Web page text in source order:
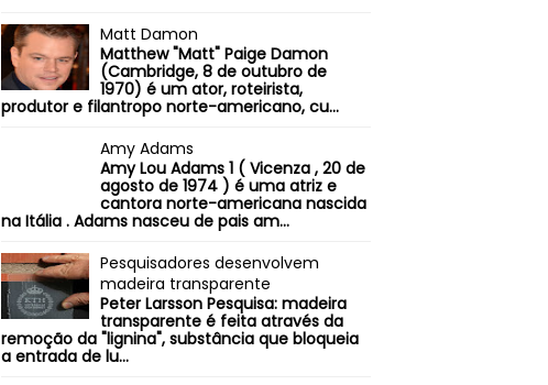
Matt Damon
Matthew "Matt" Paige Damon
(Cambridge, 8 de outubro de
1970) é um ator, roteirista,
produtor e filantropo norte-americano, cu...
Amy Adams
Amy Lou Adams 1 ( Vicenza , 20 de
agosto de 1974 ) é uma atriz e
cantora norte-americana nascida
na Itália . Adams nasceu de pais am...
Pesquisadores desenvolvem
madeira transparente
Peter Larsson Pesquisa: madeira
transparente é feita através da
remoção da "lignina", substância que bloqueia
a entrada de lu...